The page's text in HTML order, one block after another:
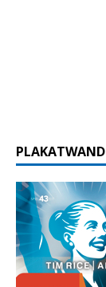
PLAKATWAND